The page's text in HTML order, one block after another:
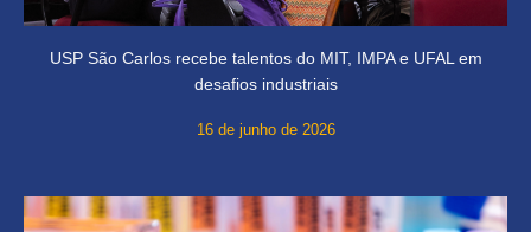
USP São Carlos recebe talentos do MIT, IMPA e UFAL em
desafios industriais
16 de junho de 2026